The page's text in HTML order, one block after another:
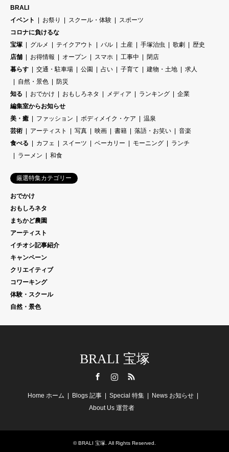
BRALI
イベント
お祭り スクール・体験
スポーツ
コロナに負けるな
宝塚
グルメ テイクアウト バル 土産 手塚治虫 歌劇
歴史
店舗
お得情報 オープン スマホ 工事中
閉店
暮らす
交通・駐車場 公園 占い 子育て 建物・土地
求人
自然・景色
防災
知る
おでかけ おもしろネタ メディア ランキング
企業
編集室からお知らせ
美・癒
ファッション ボディメイク・ケア
温泉
芸術
アーティスト 写真 映画 書籍 落語・お笑い
音楽
食べる
カフェ スイーツ ベーカリー モーニング
ランチ
ラーメン
和食
厳選特集カテゴリー
おでかけ
おもしろネタ
まちかど農園
アーティスト
イチオシ記事紹介
キャンペーン
クリエイティブ
コワーキング
体験・スクール
自然・景色
BRALI 宝塚
Home ホーム Blogs 記事 Special 特集
News お知らせ
About Us 運営者
© BRALI 宝塚. All Rights Reserved.